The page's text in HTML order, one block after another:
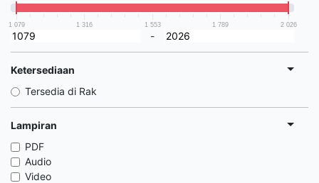
1 079 1 316 1 553 1 789 2 026
-
Ketersediaan
Tersedia di Rak
Lampiran
PDF
Audio
Video